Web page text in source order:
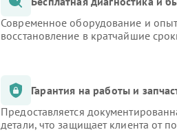
Современное оборудование и
восстановление в кратчайшие
Гарантия на работы и
Предоставляется
детали, что защищает клиента от